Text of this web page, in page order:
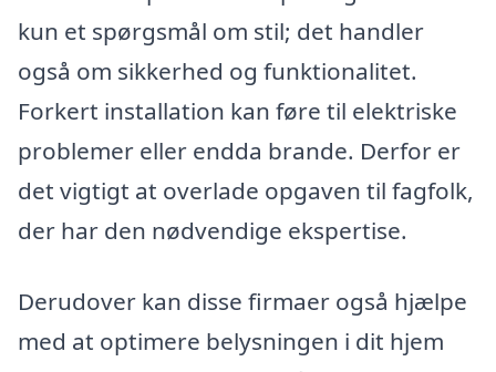
kun et spørgsmål om stil; det handler
også om sikkerhed og funktionalitet.
Forkert installation kan føre til elektriske
problemer eller endda brande. Derfor er
det vigtigt at overlade opgaven til fagfolk,
der har den nødvendige ekspertise.
Derudover kan disse firmaer også hjælpe
med at optimere belysningen i dit hjem